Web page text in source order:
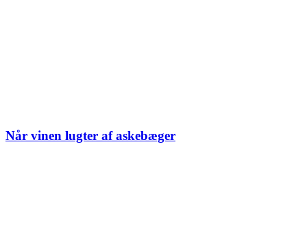
Når vinen lugter af askebæger